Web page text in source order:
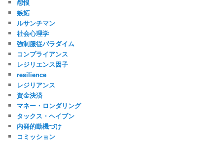
怨恨
嫉妬
ルサンチマン
社会心理学
強制服従パラダイム
コンプライアンス
レジリエンス因子
resilience
レジリアンス
資金決済
マネー・ロンダリング
タックス・ヘイブン
内発的動機づけ
コミッション